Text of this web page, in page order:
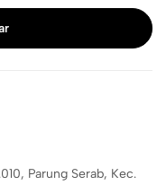
Parung Serab, Kec.